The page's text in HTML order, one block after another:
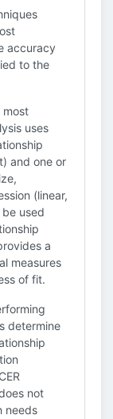
accuracy
to the
most
uses
and one or
(linear,
used
a
measures
of fit.
determine
not
needs